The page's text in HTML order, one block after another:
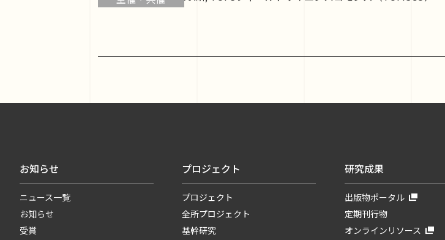
お知らせ
ニュース一覧
お知らせ
受賞
プロジェクト
プロジェクト
全所プロジェクト
基幹研究
研究成果
出版物ポータル
定期刊行物
オンラインリソース